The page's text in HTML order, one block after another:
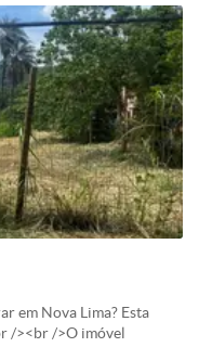
em Nova Lima? Esta
/><br />O imóvel